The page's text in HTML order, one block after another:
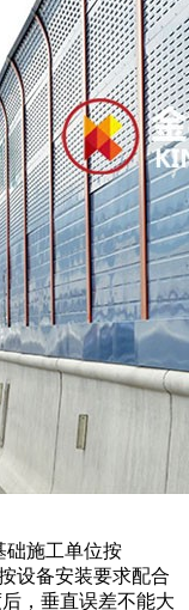
础施工单位按
设备安装要求配合
，垂直误差不能大